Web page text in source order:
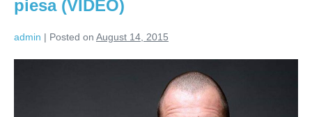
piesa (VIDEO)
admin | Posted on August 14, 2015